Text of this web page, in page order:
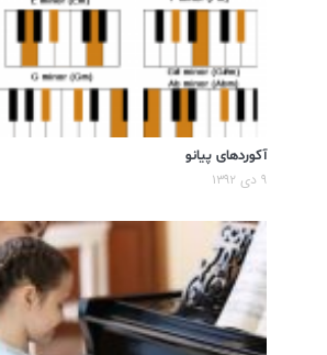
آکوردهای پیانو
۹ دی ۱۳۹۲